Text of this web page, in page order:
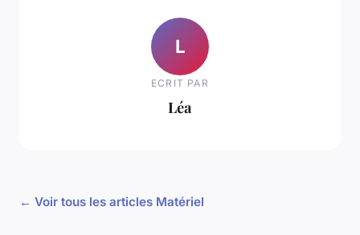
L
ECRIT PAR
Léa
← Voir tous les articles Matériel